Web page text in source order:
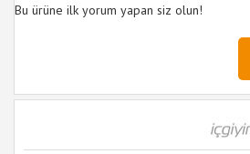
Bu ürüne ilk yorum yapan siz olun!